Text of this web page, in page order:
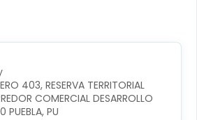
403, RESERVA TERRITORIAL
COMERCIAL DESARROLLO
PUEBLA, PU